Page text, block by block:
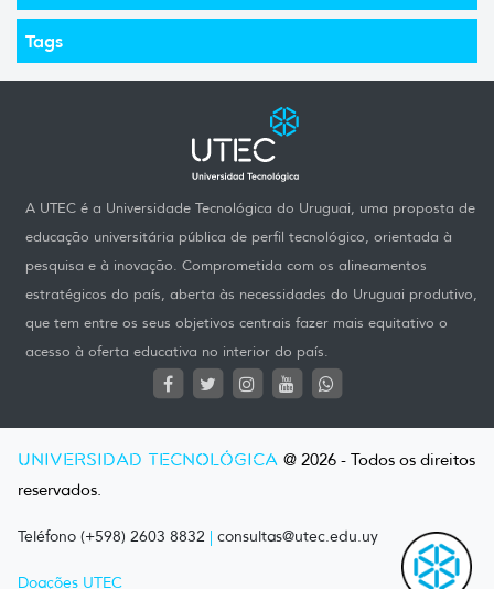
Tags
A UTEC é a Universidade Tecnológica do Uruguai, uma proposta de
educação universitária pública de perfil tecnológico, orientada à
pesquisa e à inovação. Comprometida com os alineamentos
estratégicos do país, aberta às necessidades do Uruguai produtivo,
que tem entre os seus objetivos centrais fazer mais equitativo o
acesso à oferta educativa no interior do país.
UNIVERSIDAD TECNOLÓGICA @ 2026 - Todos os direitos
reservados.
Teléfono (+598) 2603 8832 | consultas@utec.edu.uy
Doações UTEC